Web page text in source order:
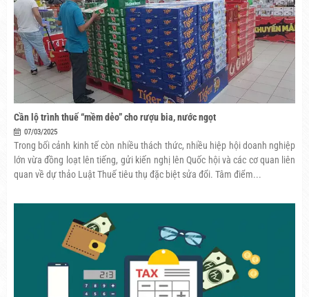
Cần lộ trình thuế “mềm dẻo” cho rượu bia, nước ngọt
07/03/2025
Trong bối cảnh kinh tế còn nhiều thách thức, nhiều hiệp hội doanh nghiệp
lớn vừa đồng loạt lên tiếng, gửi kiến nghị lên Quốc hội và các cơ quan liên
quan về dự thảo Luật Thuế tiêu thụ đặc biệt sửa đổi. Tâm điểm...